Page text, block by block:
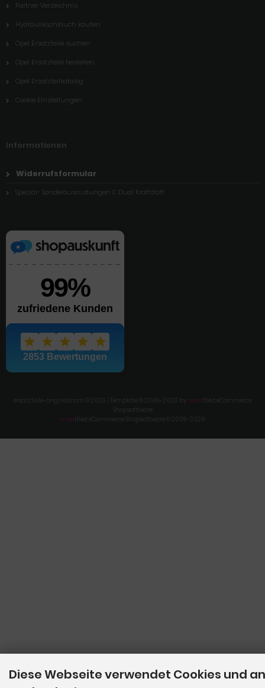
Partner Verzeichnis
Hydraulikschlauch kaufen
Opel Ersatzteile suchen
Opel Ersatzteile bestellen
Opel Ersatzteilkatalog
Cookie Einstellungen
Informationen
Widerrufsformular
Spezial- Sonderausrüstungen & Dual Kraftstoff
ersatzteile-original.com © 2026 | Template © 2009-2026 by mod ified eCommerce
Shopsoftware
mod ified eCommerce Shopsoftware © 2009-2026
Diese Webseite verwendet Cookies und